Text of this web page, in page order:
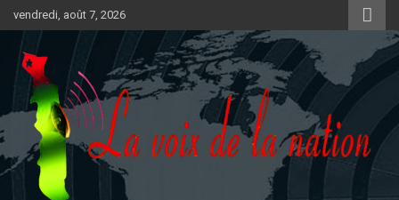
au
contenu
vendredi, août 7, 2026